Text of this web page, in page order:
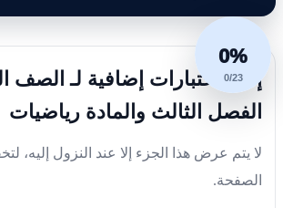
0%
0/23
إليك اختبارات إضافية لـ الصف
الفصل الثالث والمادة رياضيات
لا يتم عرض هذا الجزء إلا عند النزول إليه،
الصفحة.